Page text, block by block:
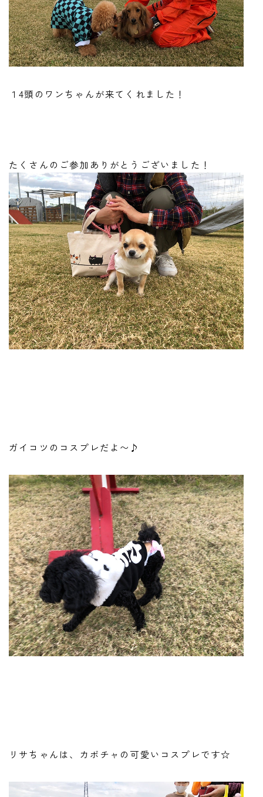
１4頭のワンちゃんが来てくれました！
たくさんのご参加ありがとうございました！
ガイコツのコスプレだよ〜♪
リサちゃんは、カボチャの可愛いコスプレです☆